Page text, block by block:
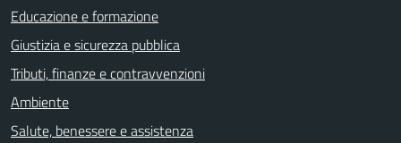
Educazione e formazione
Giustizia e sicurezza pubblica
Tributi, finanze e contravvenzioni
Ambiente
Salute, benessere e assistenza